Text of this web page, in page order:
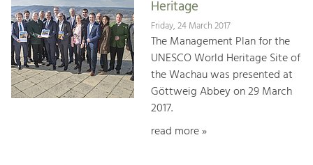
Heritage
Friday, 24 March 2017
The Management Plan for the
UNESCO World Heritage Site of
the Wachau was presented at
Göttweig Abbey on 29 March
2017.
read more »